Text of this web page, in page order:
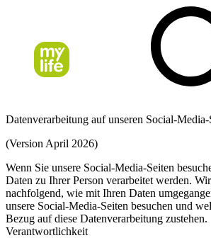
Datenverarbeitung auf unseren Social-Media-
(Version April 2026)
Wenn Sie unsere Social-Media-Seiten
Daten zu Ihrer Person verarbeitet werden.
nachfolgend, wie mit Ihren Daten
unsere Social-Media-Seiten besuchen und
Bezug auf diese Datenverarbeitung zustehen.
Verantwortlichkeit